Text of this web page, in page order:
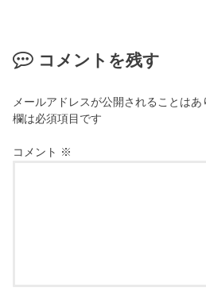
コメントを残す
メールアドレスが公開されることはあ
欄は必須項目です
コメント ※